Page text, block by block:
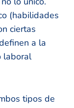
(habilidades
ciertas
a la
laboral
tipos de